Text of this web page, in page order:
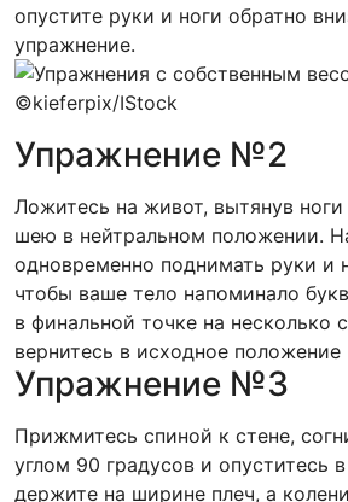
опустите руки и ноги обратно
упражнение.
©kieferpix/IStock
Упражнение №2
Ложитесь на живот, вытянув
шею в нейтральном положении.
одновременно поднимать руки и
чтобы ваше тело напоминало
в финальной точке на несколько
вернитесь в исходное положение
Упражнение №3
Прижмитесь спиной к стене,
углом 90 градусов и опуститесь
держите на ширине плеч, а